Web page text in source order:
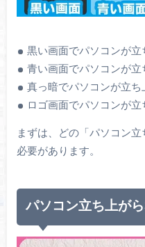
黒い画面でパソコンが立
青い画面でパソコンが立
真っ暗でパソコンが立ち
ロゴ画面でパソコンが立
まずは、どの「パソコン
必要があります。
パソコン立ち上が